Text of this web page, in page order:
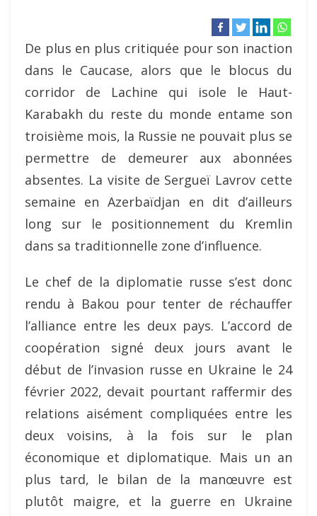
De plus en plus critiquée pour son inaction
dans le Caucase, alors que le blocus du
corridor de Lachine qui isole le Haut-
Karabakh du reste du monde entame son
troisième mois, la Russie ne pouvait plus se
permettre de demeurer aux abonnées
absentes. La visite de Sergueï Lavrov cette
semaine en Azerbaïdjan en dit d’ailleurs
long sur le positionnement du Kremlin
dans sa traditionnelle zone d’influence.
Le chef de la diplomatie russe s’est donc
rendu à Bakou pour tenter de réchauffer
l’alliance entre les deux pays. L’accord de
coopération signé deux jours avant le
début de l’invasion russe en Ukraine le 24
février 2022, devait pourtant raffermir des
relations aisément compliquées entre les
deux voisins, à la fois sur le plan
économique et diplomatique. Mais un an
plus tard, le bilan de la manœuvre est
plutôt maigre, et la guerre en Ukraine